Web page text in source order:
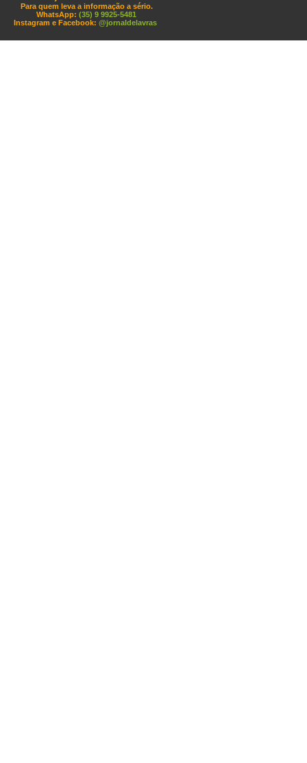
Para quem leva a informação a sério.
WhatsApp: (35) 9 9925-5481
Instagram e Facebook: @jornaldelavras